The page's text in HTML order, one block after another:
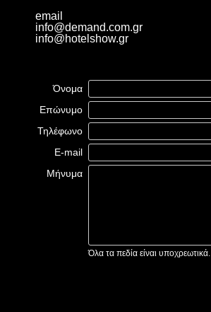
email
info@demand.com.gr
info@hotelshow.gr
Όνομα
Επώνυμο
Τηλέφωνο
E-mail
Μήνυμα
Όλα τα πεδία είναι υποχρεωτικά.